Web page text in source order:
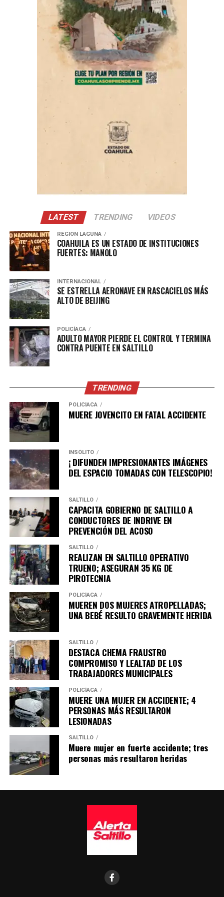
un tratamiento médico, además de la recomendación de
acudir periódicamente con un cardiólogo; sin embargo,
presuntamente había dejado de atender dichas
ADVERTISEMENT
LATEST TRENDING VIDEOS
REGION LAGUNA
COAHUILA ES UN ESTADO DE INSTITUCIONES
FUERTES: MANOLO
INTERNACIONAL
SE ESTRELLA AERONAVE EN RASCACIELOS MÁS
ALTO DE BEIJING
POLICÍACA
ADULTO MAYOR PIERDE EL CONTROL Y TERMINA
CONTRA PUENTE EN SALTILLO
TRENDING
POLICÍACA
MUERE JOVENCITO EN FATAL ACCIDENTE
INSÓLITO
¡ DIFUNDEN IMPRESIONANTES IMÁGENES
DEL ESPACIO TOMADAS CON TELESCOPIO!
SALTILLO
CAPACITA GOBIERNO DE SALTILLO A
CONDUCTORES DE INDRIVE EN
PREVENCIÓN DEL ACOSO
SALTILLO
REALIZAN EN SALTILLO OPERATIVO
TRUENO; ASEGURAN 35 KG DE
PIROTECNIA
POLICÍACA
MUEREN DOS MUJERES ATROPELLADAS;
UNA BEBÉ RESULTO GRAVEMENTE HERIDA
SALTILLO
DESTACA CHEMA FRAUSTRO
COMPROMISO Y LEALTAD DE LOS
TRABAJADORES MUNICIPALES
POLICÍACA
MUERE UNA MUJER EN ACCIDENTE; 4
PERSONAS MÁS RESULTARON
LESIONADAS
SALTILLO
Muere mujer en fuerte accidente; tres
personas más resultaron heridas